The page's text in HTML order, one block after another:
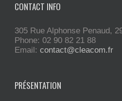
CONTACT INFO
305 Rue Alphonse Penaud,
Phone: 02 90 82 21 88
Email: contact@cleacom.fr
PRÉSENTATION